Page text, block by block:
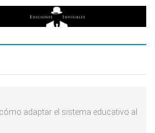
adaptar el sistema educativo al